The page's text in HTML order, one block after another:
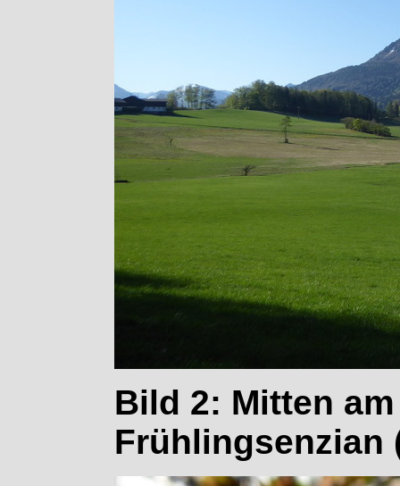
Bild 2: Mitten
Frühlingsenzian